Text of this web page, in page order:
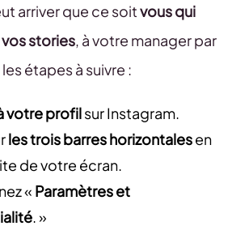
arriver que ce soitvous qui
stories, à votre manager par
étapes à suivre :
votre profilsur Instagram.
les trois barres horizontalesen
de votre écran.
« Paramètres et
. »